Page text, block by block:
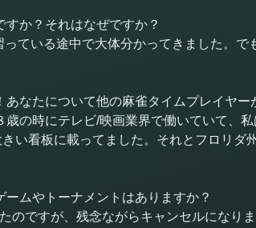
か？それはなぜですか？
ている途中で大体分かってきました。
なたについて他の麻雀タイムプレイヤー
の時にテレビ/映画業界で働いていて、
い看板に載ってました。それとフロリダ
ムやトーナメントはありますか？
のですが、残念ながらキャンセルになり